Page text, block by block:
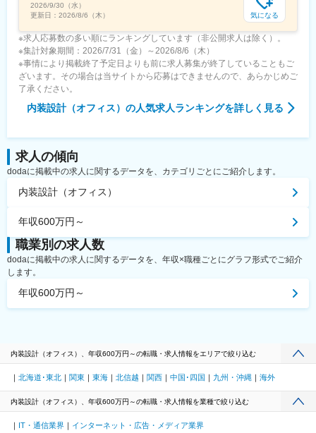
2026/9/30（水）
更新日： 2026/8/6（木） 気になる
※求人応募数の多い順にランキングしています（非公開求人は除く）。
※集計対象期間：2026/7/31（金）～2026/8/6（木）
※事情により掲載終了予定日よりも前に求人募集が終了していることもご
ざいます。その場合は当サイトから応募はできませんので、あらかじめご
了承ください。
内装設計（オフィス） の人気求人ランキングを詳しく見る
求人の傾向
dodaに掲載中の求人に関するデータを、カテゴリごとにご紹介します。
内装設計（オフィス）
年収600万円～
職業別の求人数
dodaに掲載中の求人に関するデータを、年収×職種ごとにグラフ形式でご紹介
します。
年収600万円～
内装設計（オフィス）、年収600万円～の転職・求人情報をエリアで絞り込む
北海道･東北 関東 東海 北信越 関西 中国･四国 九州・沖縄 海外
内装設計（オフィス）、年収600万円～の転職・求人情報を業種で絞り込む
IT・通信業界 インターネット・広告・メディア業界